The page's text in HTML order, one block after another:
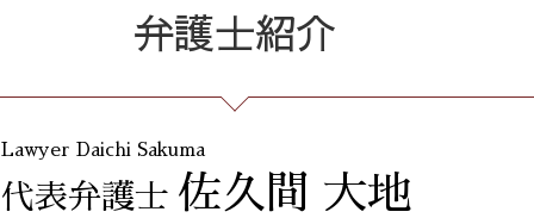
借金 督促状
自己破産 期間 免責
債務整理 期間 支払
個人 自己破産 デメリット
個人再生 手続き 流れ
債務整理 借金 金額
破産 問題 全国 弁護士
出会い系 詐欺 23区 弁護士
マルチ商法 23区 相談
不当請求 東京都 弁護士
リーガルチェック 東京都 相談
通販 詐欺 全国 相談
弁護士紹介
Lawyer Daichi Sakuma
代表弁護士 佐久間 大地